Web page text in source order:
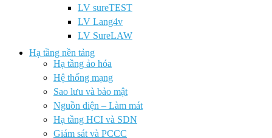
LV sureTEST
LV Lang4v
LV SureLAW
Hạ tầng nền tảng
Hạ tầng ảo hóa
Hệ thống mạng
Sao lưu và bảo mật
Nguồn điện – Làm mát
Hạ tầng HCI và SDN
Giám sát và PCCC